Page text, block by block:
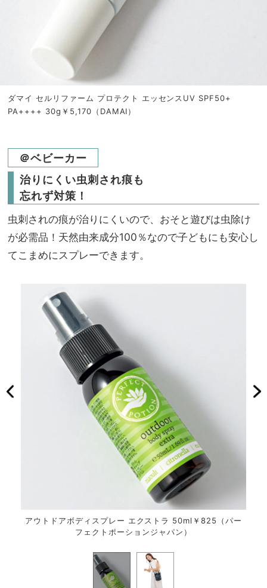
ダマイ セルリファーム プロテクト エッセンスUV SPF50+
PA++++ 30g￥5,170（DAMAI）
＠ベビーカー
治りにくい虫刺され痕も
忘れず対策！
虫刺されの痕が治りにくいので、おそと遊びは虫除け
が必需品！天然由来成分100％なので子どもにも安心し
てこまめにスプレーできます。
アウトドアボディスプレー エクストラ 50ml￥825（パー
フェクトポーションジャパン）